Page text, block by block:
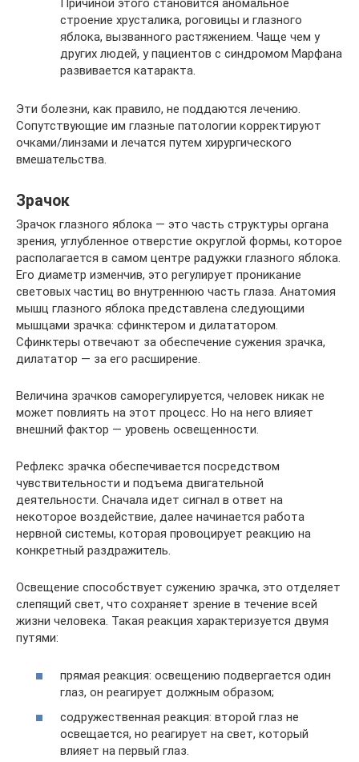
Причиной этого становится аномальное
строение хрусталика, роговицы и глазного
яблока, вызванного растяжением. Чаще чем у
других людей, у пациентов с синдромом Марфана
развивается катаракта.
Эти болезни, как правило, не поддаются лечению.
Сопутствующие им глазные патологии корректируют
очками/линзами и лечатся путем хирургического
вмешательства.
Зрачок
Зрачок глазного яблока — это часть структуры органа
зрения, углубленное отверстие округлой формы, которое
располагается в самом центре радужки глазного яблока.
Его диаметр изменчив, это регулирует проникание
световых частиц во внутреннюю часть глаза. Анатомия
мышц глазного яблока представлена следующими
мышцами зрачка: сфинктером и дилататором.
Сфинктеры отвечают за обеспечение сужения зрачка,
дилататор — за его расширение.
Величина зрачков саморегулируется, человек никак не
может повлиять на этот процесс. Но на него влияет
внешний фактор — уровень освещенности.
Рефлекс зрачка обеспечивается посредством
чувствительности и подъема двигательной
деятельности. Сначала идет сигнал в ответ на
некоторое воздействие, далее начинается работа
нервной системы, которая провоцирует реакцию на
конкретный раздражитель.
Освещение способствует сужению зрачка, это отделяет
слепящий свет, что сохраняет зрение в течение всей
жизни человека. Такая реакция характеризуется двумя
путями:
прямая реакция: освещению подвергается один
глаз, он реагирует должным образом;
содружественная реакция: второй глаз не
освещается, но реагирует на свет, который
влияет на первый глаз.